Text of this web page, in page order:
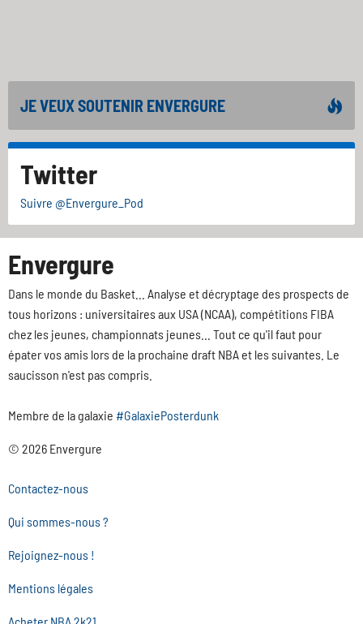
JE VEUX SOUTENIR ENVERGURE
Twitter
Suivre @Envergure_Pod
Envergure
Dans le monde du Basket... Analyse et décryptage des prospects de
tous horizons : universitaires aux USA (NCAA), compétitions FIBA
chez les jeunes, championnats jeunes... Tout ce qu'il faut pour
épater vos amis lors de la prochaine draft NBA et les suivantes. Le
saucisson n'est pas compris.
Membre de la galaxie #GalaxiePosterdunk
© 2026 Envergure
Contactez-nous
Qui sommes-nous ?
Rejoignez-nous !
Mentions légales